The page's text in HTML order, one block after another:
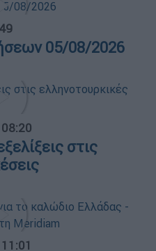
05/08/2026
στις